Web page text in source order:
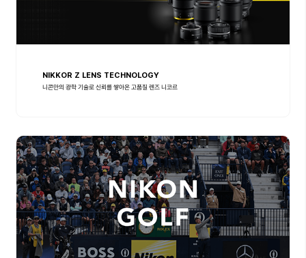
NIKKOR Z LENS TECHNOLOGY
니콘만의 광학 기술로 신뢰를 쌓아온 고품질 렌즈 니코르